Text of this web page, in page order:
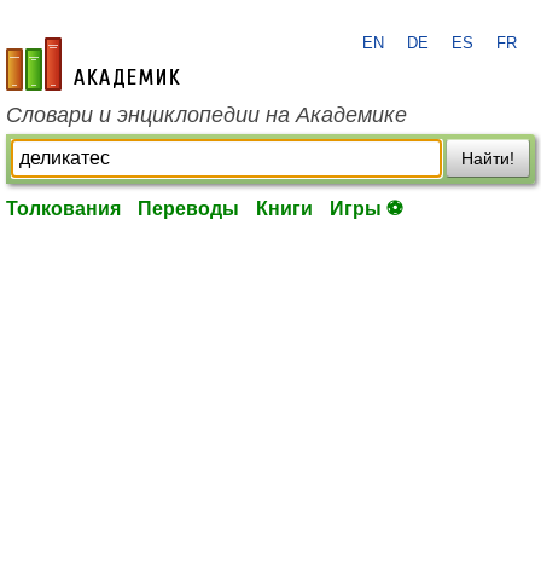
academic.ru
EN DE ES FR
Словари и энциклопедии на Академике
Найти!
Толкования Переводы Книги Игры ⚽